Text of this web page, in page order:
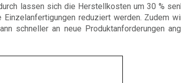
lassen sich die Herstellkosten um 30 %
reduziert werden. Zudem
schneller an neue Produktanforderungen